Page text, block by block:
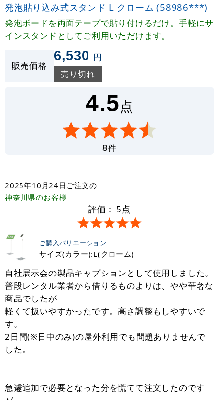
発泡貼り込み式スタンド L クローム (58986***)
発泡ボードを両面テープで貼り付けるだけ。手軽にサ
インスタンドとしてご利用いただけます。
販売価格
6,530 円
売り切れ
4.5点
8件
2025年10月24日 ご注文の
神奈川県のお客様
評価： 5点
ご購入バリエーション
サイズ(カラー):L(クローム)
自社展示会の製品キャプションとして使用しました。
普段レンタル業者から借りるものよりは、やや華奢な
商品でしたが
軽くて扱いやすかったです。高さ調整もしやすいで
す。
2日間(※日中のみ)の屋外利用でも問題ありませんで
した。
急遽追加で必要となった分を慌てて注文したのです